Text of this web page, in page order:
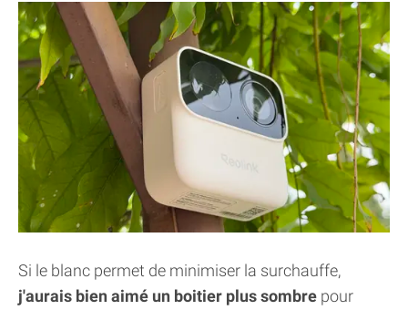
Si le blanc permet de minimiser la surchauffe,
j'aurais bien aimé un boitier plus sombre pour